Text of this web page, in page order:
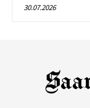
30.07.2026